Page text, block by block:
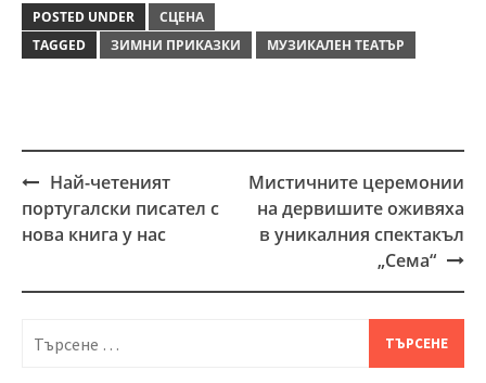
POSTED UNDER
СЦЕНА
TAGGED
ЗИМНИ ПРИКАЗКИ МУЗИКАЛЕН ТЕАТЪР
Post
navigation
Най-четеният
португалски писател с
нова книга у нас
Мистичните церемонии
на дервишите оживяха
в уникалния спектакъл
„Сема“
за: